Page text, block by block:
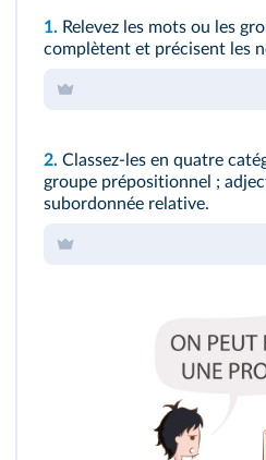
1. Relevez les mots ou les
complètent et précisent les
2. Classez-les en quatre
groupe prépositionnel ;
subordonnée relative.